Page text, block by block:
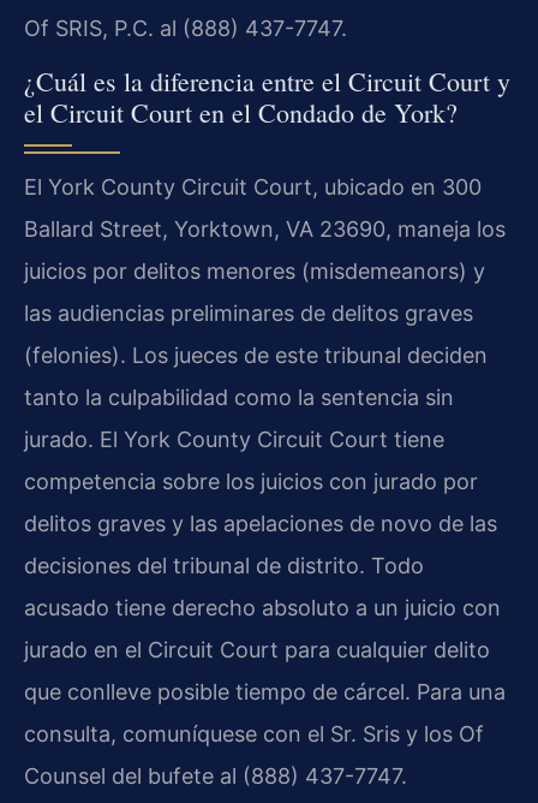
Of SRIS, P.C. al (888) 437-7747.
¿Cuál es la diferencia entre el Circuit Court y
el Circuit Court en el Condado de York?
El York County Circuit Court, ubicado en 300
Ballard Street, Yorktown, VA 23690, maneja los
juicios por delitos menores (misdemeanors) y
las audiencias preliminares de delitos graves
(felonies). Los jueces de este tribunal deciden
tanto la culpabilidad como la sentencia sin
jurado. El York County Circuit Court tiene
competencia sobre los juicios con jurado por
delitos graves y las apelaciones de novo de las
decisiones del tribunal de distrito. Todo
acusado tiene derecho absoluto a un juicio con
jurado en el Circuit Court para cualquier delito
que conlleve posible tiempo de cárcel. Para una
consulta, comuníquese con el Sr. Sris y los Of
Counsel del bufete al (888) 437-7747.